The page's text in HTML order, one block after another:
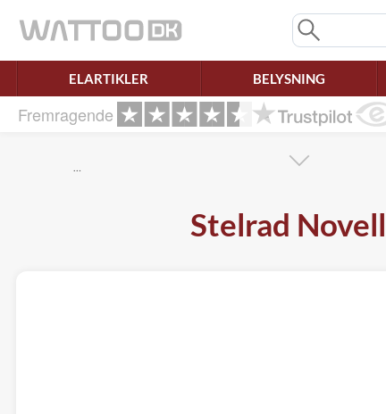
ELARTIKLER BELYSNING
Fremragende
…
Stelrad
Ret samtykke!